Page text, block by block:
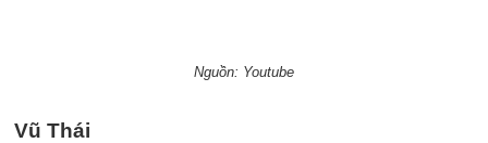
Nguồn: Youtube
Vũ Thái